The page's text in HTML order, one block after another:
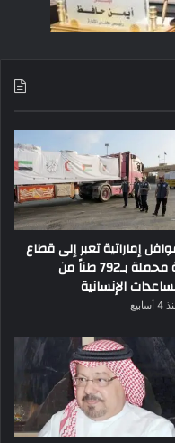
إماراتية تعبر إلى قطاع
غزة محملة بـ792 طناً من
الإنسانية
أسابيع